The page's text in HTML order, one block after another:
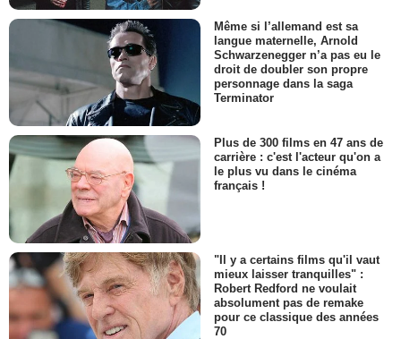
Même si l’allemand est sa
langue maternelle, Arnold
Schwarzenegger n’a pas eu le
droit de doubler son propre
personnage dans la saga
Terminator
Plus de 300 films en 47 ans de
carrière : c'est l'acteur qu'on a
le plus vu dans le cinéma
français !
"Il y a certains films qu'il vaut
mieux laisser tranquilles" :
Robert Redford ne voulait
absolument pas de remake
pour ce classique des années
70